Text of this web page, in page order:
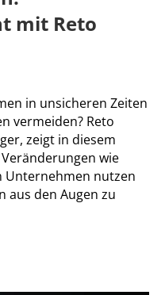
mit Reto
in unsicheren Zeiten
vermeiden? Reto
zeigt in diesem
wie
Unternehmen nutzen
aus den Augen zu